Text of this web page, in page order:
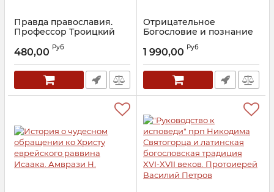
Правда православия.
Профессор Троицкий
Артикул: 20049
480,00 Руб
Отрицательное
Богословие и познание
Бога у Майстера Экхарта.
Лосский В.Н.
Артикул: 27006
1 990,00 Руб